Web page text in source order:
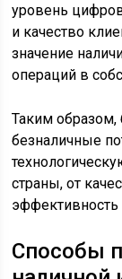
уровень
и качество
значение
операций в
Таким
безналичные
страны, от
Способы